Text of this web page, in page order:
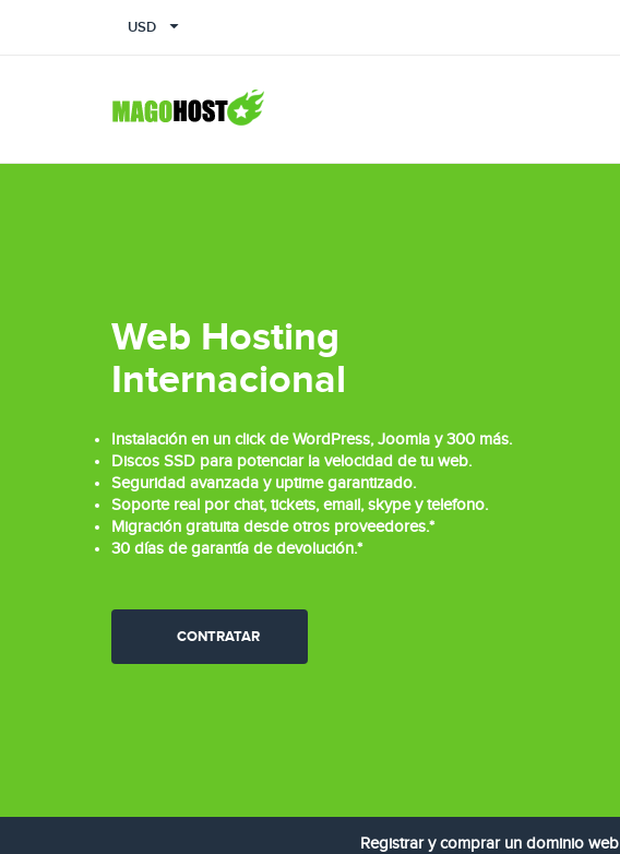
USD
Web Hosting
Internacional
Instalación en un click de WordPress, Joomla y 300 más.
Discos SSD para potenciar la velocidad de tu web.
Seguridad avanzada y uptime garantizado.
Soporte real por chat, tickets, email, skype y telefono.
Migración gratuita desde otros proveedores.*
30 días de garantía de devolución.*
CONTRATAR
Registrar y comprar un dominio web